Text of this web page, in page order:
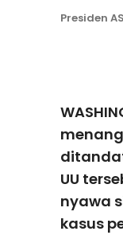
Presiden
UU
nyawa
kasus